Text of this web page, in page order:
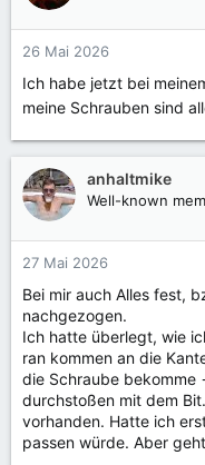
o
n
n
:
26 Mai 2026
Ich habe jetzt bei
meine Schrauben sind
anhaltmike
Well-known
27 Mai 2026
Bei mir auch Alles fest,
nachgezogen.
Ich hatte überlegt, wie
ran kommen an die
die Schraube bekomme
durchstoßen mit dem
vorhanden. Hatte ich
passen würde. Aber